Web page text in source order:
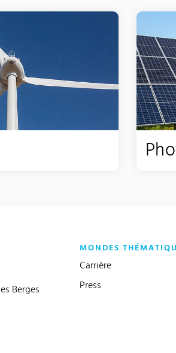
Berges
MONDES
Carrière
Press